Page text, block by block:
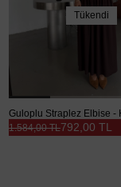
Tükendi
Guloplu Straplez Elbise -
792,00 TL
1.584,00 TL